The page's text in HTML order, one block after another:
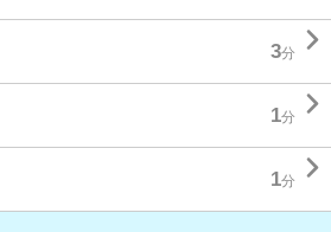
3分 
1分 
1分 